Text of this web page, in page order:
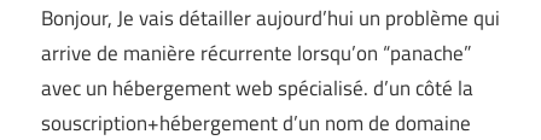
Bonjour, Je vais détailler aujourd’hui un problème qui
arrive de manière récurrente lorsqu’on “panache”
avec un hébergement web spécialisé. d’un côté la
souscription+hébergement d’un nom de domaine